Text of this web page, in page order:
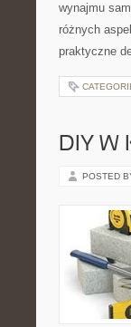
wynajmu
różnych
praktyczne
DIY W
POSTED